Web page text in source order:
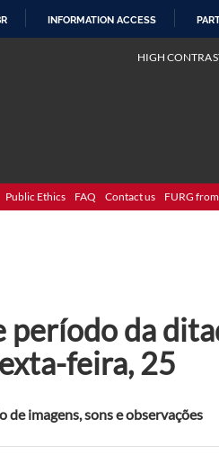
INFORMATION ACCESS
HIGH
Public Ethics FAQ Contact us FURG
período da
feira, 25
imagens, sons e observações